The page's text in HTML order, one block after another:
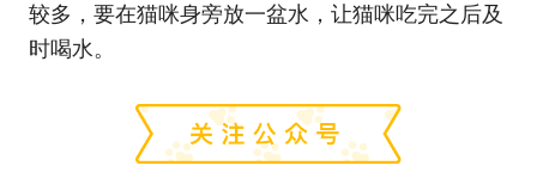
较多，要在猫咪身旁放一盆水，让猫咪吃完之后及
时喝水。